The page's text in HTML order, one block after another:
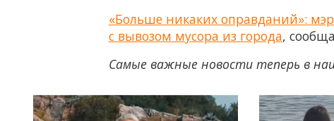
«Больше никаких оправданий»:
с вывозом мусора из города,
Самые важные новости теперь в